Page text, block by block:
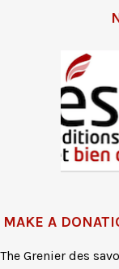
MAKE A
The Grenier des